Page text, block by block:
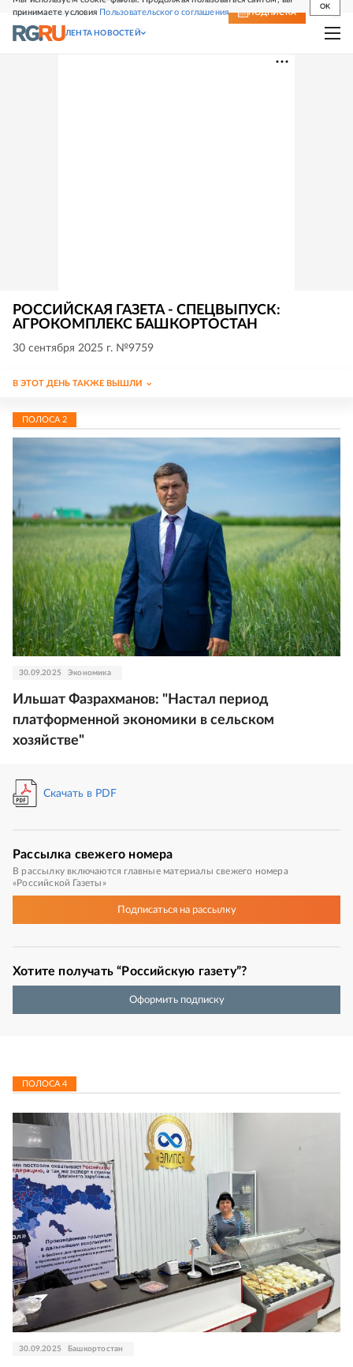
принимаете условия Пользовательского соглашения
OK
СВЕЖИЙ НОМЕР ПОДПИСКА
ЛЕНТА НОВОСТЕЙ
РОССИЙСКАЯ ГАЗЕТА - СПЕЦВЫПУСК:
АГРОКОМПЛЕКС БАШКОРТОСТАН
30 сентября 2025 г. №9759
В ЭТОТ ДЕНЬ ТАКЖЕ ВЫШЛИ
ПОЛОСА 2
30.09.2025 Экономика
Ильшат Фазрахманов: "Настал период
платформенной экономики в сельском
хозяйстве"
Скачать в PDF
Рассылка свежего номера
В рассылку включаются главные материалы свежего номера
«Российской Газеты»
Подписатьсяна рассылку
Хотите получать “Российскую газету”?
Оформить подписку
ПОЛОСА4
30.09.2025 Башкортостан